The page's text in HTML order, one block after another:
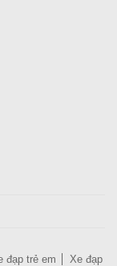
đạp trẻ em
Xe đạp